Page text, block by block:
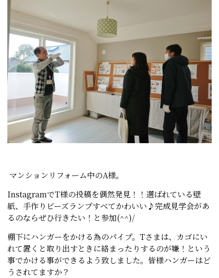
マンションリフォーム中のA様。
InstagramでT様の投稿を偶然発見！！選ばれている壁
紙、手作りビーズランプすべてかわいい♪完成見学会があ
るのならぜひ行きたい！と参加(^^)/
棚下にハンガーをかける為のパイプ。Tさまは、カゴにい
れて置くと取り出すときに絡まったりするのが嫌！という
事でかける事ができるよう致しました。皆様ハンガーはど
うされてますか？